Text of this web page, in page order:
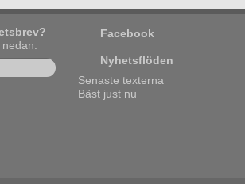
Facebook
Nyhetsflöden
Senaste texterna
Bäst just nu